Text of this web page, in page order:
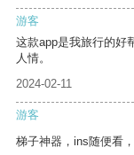
游客
这款app是我旅行的好
人情。
2024-02-11
游客
梯子神器，ins随便看